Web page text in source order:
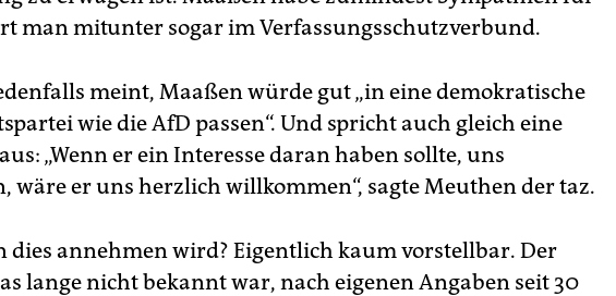
man mitunter sogar im Verfassungsschutzverbund.
meint, Maaßen würde gut „in eine demokratische
wie die AfD passen“. Und spricht auch gleich eine
„Wenn er ein Interesse daran haben sollte, uns
wäre er uns herzlich willkommen“, sagte Meuthen der taz.
dies annehmen wird? Eigentlich kaum vorstellbar. Der
lange nicht bekannt war, nach eigenen Angaben seit 30